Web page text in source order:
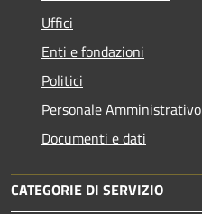
Uffici
Enti e fondazioni
Politici
Personale Amministrativo
Documenti e dati
CATEGORIE DI SERVIZIO